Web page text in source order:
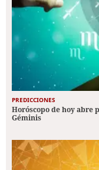
PREDICCIONES
Horóscopo de hoy abre
Géminis